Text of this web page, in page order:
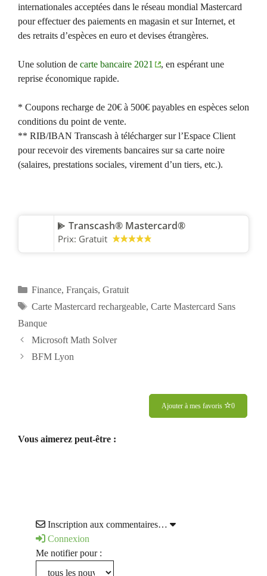
internationales acceptées dans le réseau mondial Mastercard
pour effectuer des paiements en magasin et sur Internet, et
des retraits d’espèces en euro et devises étrangères.
Une solution de carte bancaire 2021
, en espérant une
reprise économique rapide.
* Coupons recharge de 20€ à 500€ payables en espèces selon
conditions du point de vente.
** RIB/IBAN Transcash à télécharger sur l’Espace Client
pour recevoir des virements bancaires sur sa carte noire
(salaires, prestations sociales, virement d’un tiers, etc.).
Transcash® Mastercard®
Prix: Gratuit
Catégories
Finance, Français, Gratuit
Étiquettes
Carte Mastercard rechargeable, Carte Mastercard Sans
Banque
Microsoft Math Solver
BFM Lyon
Ajouter à mes favoris 0
Vous aimerez peut-être :
Inscription aux commentaires…
Connexion
Me notifier pour :